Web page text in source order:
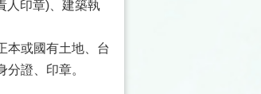
人印章)、建築執
或國有土地、台
證、印章。